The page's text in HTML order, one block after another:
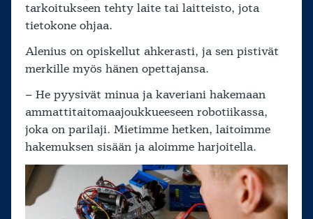
tarkoitukseen tehty laite tai laitteisto, jota
tietokone ohjaa.
Alenius on opiskellut ahkerasti, ja sen pistivät
merkille myös hänen opettajansa.
– He pyysivät minua ja kaveriani hakemaan
ammattitaitomaajoukkueeseen robotiikassa,
joka on parilaji. Mietimme hetken, laitoimme
hakemuksen sisään ja aloimme harjoitella.